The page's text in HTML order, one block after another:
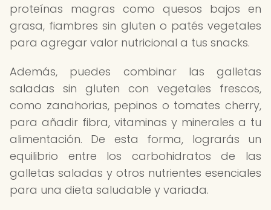
proteínas magras como quesos bajos en
grasa, fiambres sin gluten o patés vegetales
para agregar valor nutricional a tus snacks.
Además, puedes combinar las galletas
saladas sin gluten con vegetales frescos,
como zanahorias, pepinos o tomates cherry,
para añadir fibra, vitaminas y minerales a tu
alimentación. De esta forma, lograrás un
equilibrio entre los carbohidratos de las
galletas saladas y otros nutrientes esenciales
para una dieta saludable y variada.